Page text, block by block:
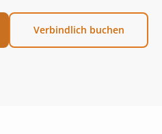
Verbindlich buchen